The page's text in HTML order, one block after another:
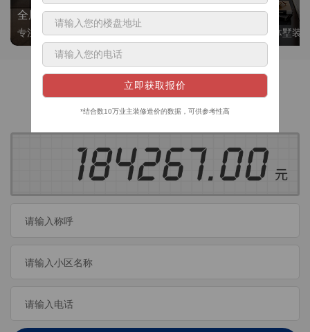
全屋整装
专注整装24年，高标准，选美迪 十年后仍爱我家
别墅大平层
高端私人定制，整体墅装
获取装修预算